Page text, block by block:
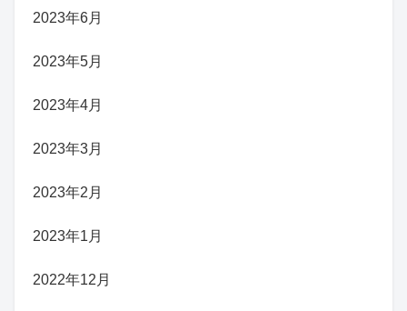
2023年6月
2023年5月
2023年4月
2023年3月
2023年2月
2023年1月
2022年12月